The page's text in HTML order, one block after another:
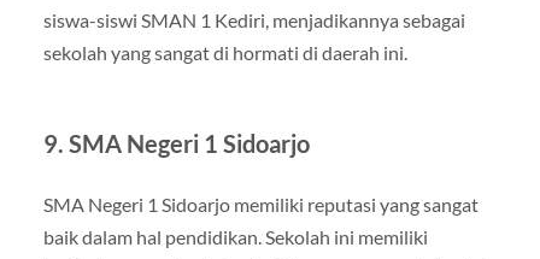
siswa-siswi SMAN 1 Kediri, menjadikannya sebagai
sekolah yang sangat di hormati di daerah ini.
9. SMA Negeri 1 Sidoarjo
SMA Negeri 1 Sidoarjo memiliki reputasi yang sangat
baik dalam hal pendidikan. Sekolah ini memiliki